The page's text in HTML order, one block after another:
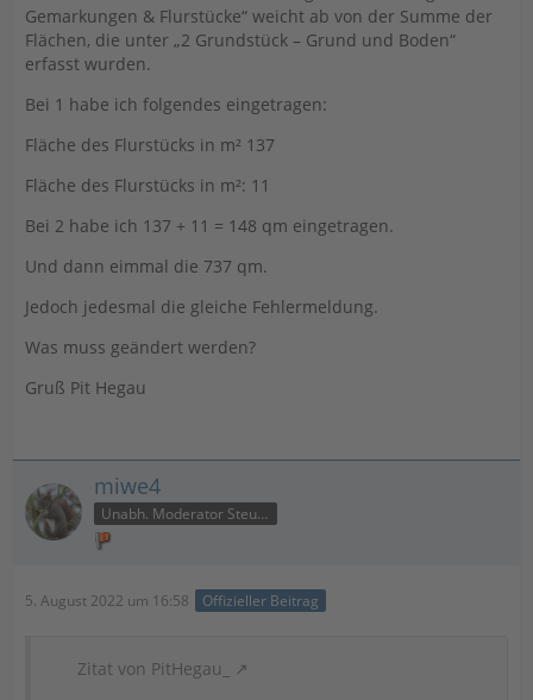
Gemarkungen & Flurstücke“ weicht ab von der Summe der
Flächen, die unter „2 Grundstück – Grund und Boden“
erfasst wurden.
Bei 1 habe ich folgendes eingetragen:
Fläche des Flurstücks in m² 137
Fläche des Flurstücks in m²: 11
Bei 2 habe ich 137 + 11 = 148 qm eingetragen.
Und dann eimmal die 737 qm.
Jedoch jedesmal die gleiche Fehlermeldung.
Was muss geändert werden?
Gruß Pit Hegau
miwe4
Unabh. Moderator Steuer
5. August 2022 um 16:58 Offizieller Beitrag
Zitat von PitHegau_